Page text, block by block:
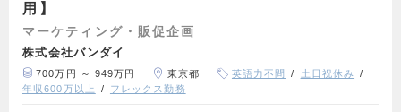
用】
マーケティング・販促企画
株式会社バンダイ
700万円 ～ 949万円 東京都 英語力不問
土日祝休み
年収600万以上
フレックス勤務